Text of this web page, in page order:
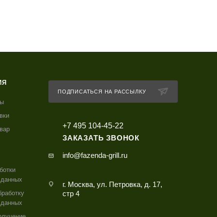
ПОДПИСАТЬСЯ НА РАССЫЛКУ
+7 495 104-45-22
ЗАКАЗАТЬ ЗВОНОК
info@fazenda-grill.ru
г. Москва, ул. Петровка, д. 17,
стр 4